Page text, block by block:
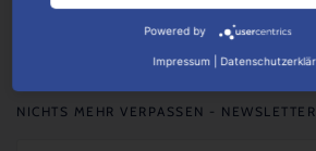
NICHTS MEHR VERPASSEN -
Powered by
Impressum